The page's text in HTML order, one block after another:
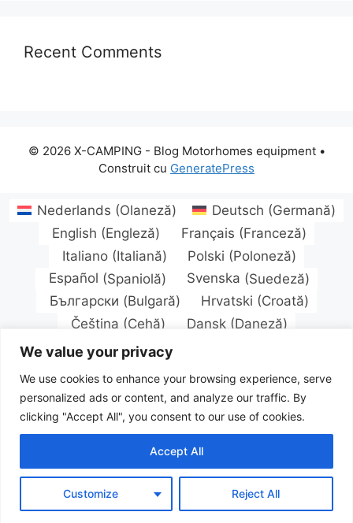
We value your privacy
We use cookies to enhance your browsing experience, serve
personalized ads or content, and analyze our traffic. By
clicking "Accept All", you consent to our use of cookies.
Customize Reject All
Accept All
Recent Comments
© 2026 X-CAMPING - Blog Motorhomes equipment•
Construit cu GeneratePress
Nederlands (Olaneză) Deutsch (Germană)
English (Engleză) Français (Franceză)
Italiano(Italiană) Polski (Poloneză)
Español (Spaniolă) Svenska (Suedeză)
Български (Bulgară) Hrvatski (Croată)
Čeština (Cehă) Dansk(Daneză)
Eesti (Estoniană)
Lietuvių (Lituaniană)
Norsk bokmål(Bokmål (norvegiană))
Português(Portugheză (Portugalia))
Română
Rusă ) Slovenčina
Türkçe(Turcă) Українська(Ucrainiană)